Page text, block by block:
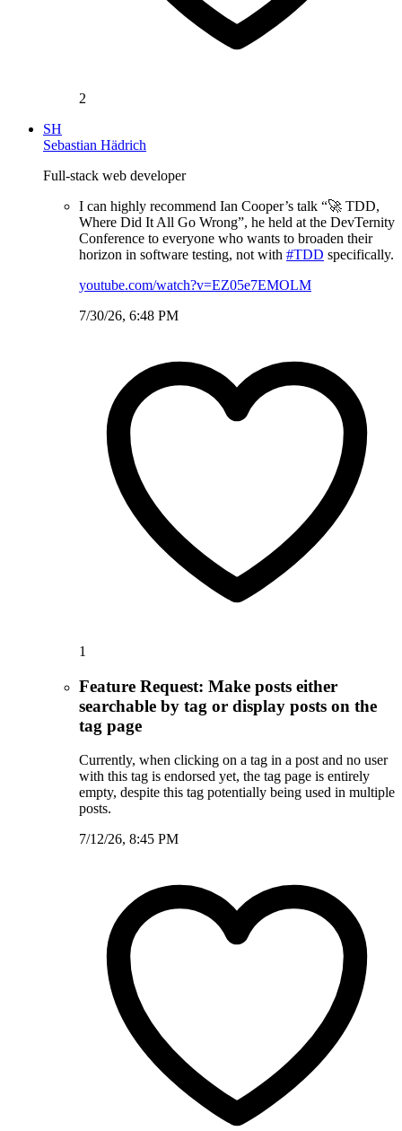
2
SH
Sebastian Hädrich
Full-stack web developer
I can highly recommend Ian Cooper’s talk “🚀 TDD,
Where Did It All Go Wrong”, he held at the DevTernity
Conference to everyone who wants to broaden their
horizon in software testing, not with #TDD specifically.
youtube.com/watch?v=EZ05e7EMOLM
7/30/26, 6:48 PM
1
Feature Request: Make posts either
searchable by tag or display posts on the
tag page
Currently, when clicking on a tag in a post and no user
with this tag is endorsed yet, the tag page is entirely
empty, despite this tag potentially being used in multiple
posts.
7/12/26, 8:45 PM